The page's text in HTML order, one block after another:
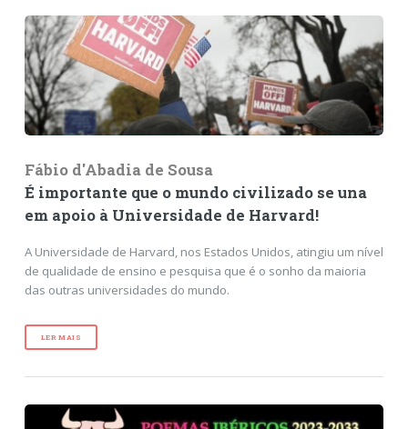
Fábio d'Abadia de Sousa
É importante que o mundo civilizado se una
em apoio à Universidade de Harvard!
A Universidade de Harvard, nos Estados Unidos, atingiu um nível
de qualidade de ensino e pesquisa que é o sonho da maioria
das outras universidades do mundo.
LER MAIS